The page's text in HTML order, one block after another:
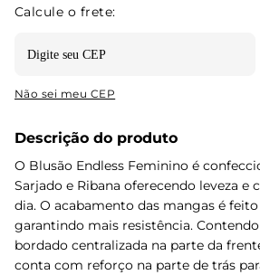
Não sei meu CEP
Descrição do produto
O Blusão Endless Feminino é
Sarjado e Ribana oferecendo leveza e
dia. O acabamento das mangas é
garantindo mais resistência.
bordado centralizada na parte da
conta com reforço na parte de trás